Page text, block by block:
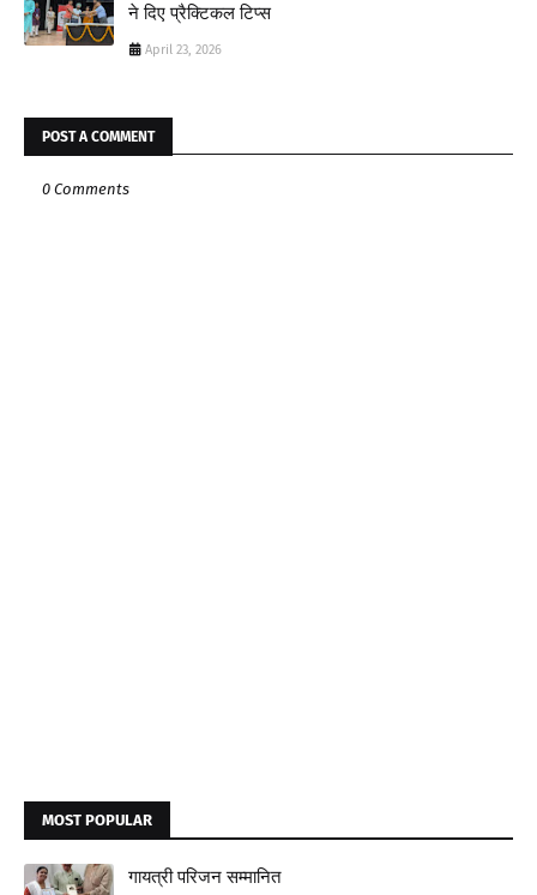
ने दिए प्रैक्टिकल टिप्स
April 23, 2026
POST A COMMENT
0 Comments
MOST POPULAR
गायत्री परिजन सम्मानित